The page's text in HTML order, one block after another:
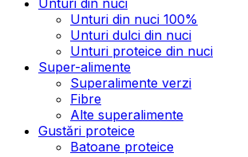
Unturi din nuci 100%
Unturi dulci din nuci
Unturi proteice din nuci
Super-alimente
Superalimente verzi
Fibre
Alte superalimente
Gustări proteice
Batoane proteice